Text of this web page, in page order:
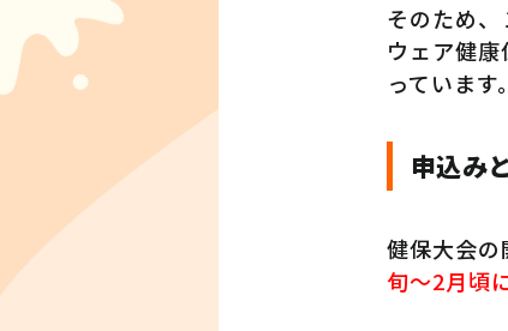
そのため
ウェア健
っています。
申込み
健保大会
旬～2月頃